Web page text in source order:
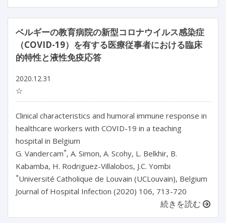
ベルギーの教育病院の新型コロナウイルス感染症
（COVID-19）を有する医療従事者における臨床
的特性と液性免疫応答
2020.12.31
☆
Clinical characteristics and humoral immune response in
healthcare workers with COVID-19 in a teaching
hospital in Belgium
G. Vandercam*, A. Simon, A. Scohy, L. Belkhir, B.
Kabamba, H. Rodriguez-Villalobos, J.C. Yombi
*Université Catholique de Louvain (UCLouvain), Belgium
Journal of Hospital Infection (2020) 106, 713-720
続きを読む